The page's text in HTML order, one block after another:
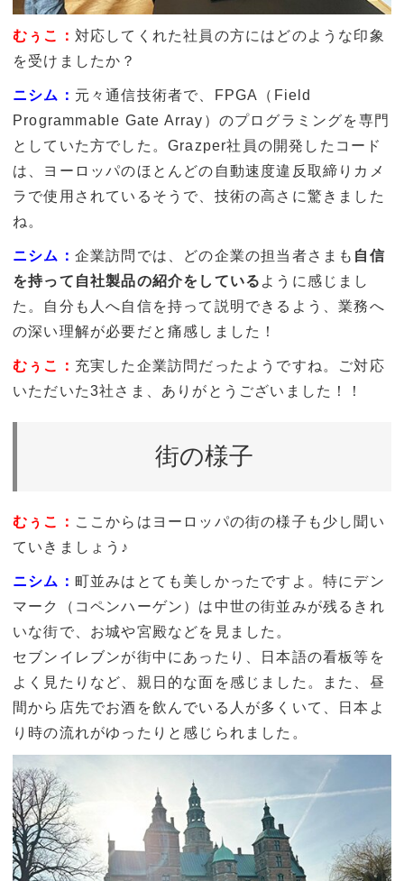
むぅこ： 対応してくれた社員の方にはどのような印象
を受けましたか？
ニシム： 元々通信技術者で、FPGA（Field
Programmable Gate Array）のプログラミングを専門
としていた方でした。Grazper社員の開発したコード
は、ヨーロッパのほとんどの自動速度違反取締りカメ
ラで使用されているそうで、技術の高さに驚きました
ね。
ニシム： 企業訪問では、 どの企業の担当者さまも 自信
を持って自社製品の紹介をしている ように感じまし
た。自分も人へ自信を持って説明できるよう、業務へ
の深い理解が必要だと痛感しました！
むぅこ： 充実した企業訪問だったようですね。ご対応
いただいた3社さま、ありがとうございました！！
街の様子
むぅこ： ここからはヨーロッパの街の様子も少し聞い
ていきましょう♪
ニシム： 町並みはとても美しかったですよ。特にデン
マーク（コペンハーゲン）は中世の街並みが残るきれ
いな街で、お城や宮殿などを見ました。
セブンイレブンが街中にあったり、日本語の看板等を
よく見たりなど、親日的な面を感じました。また、昼
間から店先でお酒を飲んでいる人が多くいて、日本よ
り時の流れがゆったりと感じられました。